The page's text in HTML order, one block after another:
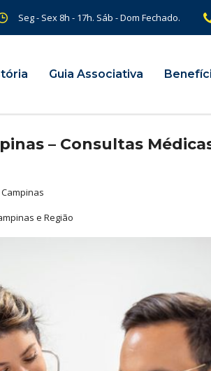
Seg - Sex 8h - 17h. Sáb - Dom Fechado.
Guia Associativa
– Consultas
e Região